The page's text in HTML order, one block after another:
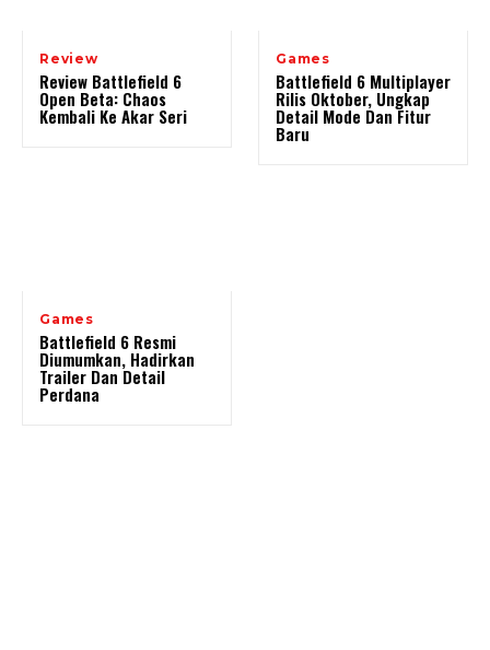
Review
Review Battlefield 6
Open Beta: Chaos
Kembali Ke Akar Seri
Games
Battlefield 6 Multiplayer
Rilis Oktober, Ungkap
Detail Mode Dan Fitur
Baru
Games
Battlefield 6 Resmi
Diumumkan, Hadirkan
Trailer Dan Detail
Perdana